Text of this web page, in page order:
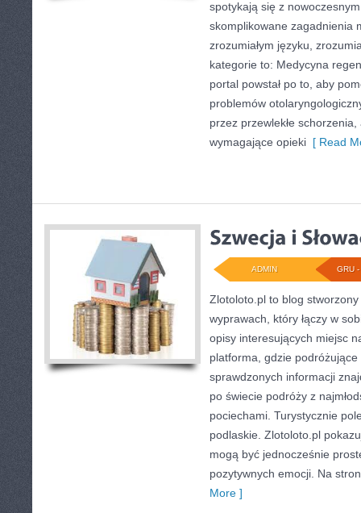
spotykają się z
skomplikowane zagadnienia
zrozumiałym języku,
kategorie to: Medycyna
portal powstał po to, aby
problemów
przez przewlekłe
wymagające opieki [ Read
GRU
ADMIN
Zlotoloto.pl to blog
wyprawach, który łączy w
opisy interesujących miejsc
platforma, gdzie podróżujące
sprawdzonych informacji
po świecie podróży z
pociechami. Turystycznie
podlaskie. Zlotoloto.pl
mogą być jednocześnie
pozytywnych emocji. Na
More ]